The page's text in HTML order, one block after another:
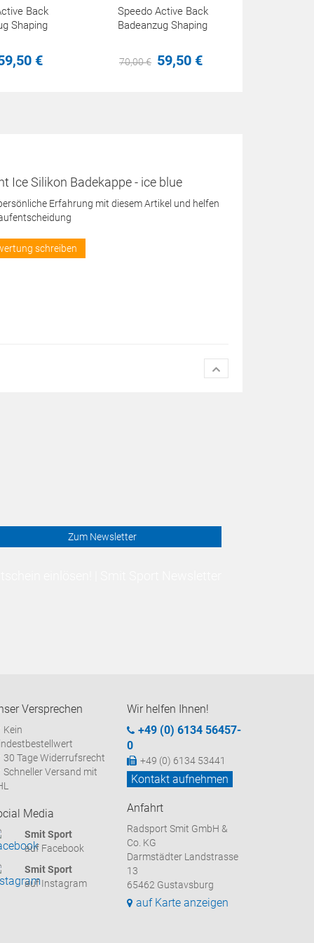
Back
Shaping
50 €
Speedo Active Back
Badeanzug Shaping
70,00€ 59,50 €
Ice Silikon Badekappe - ice blue
Erfahrung mit diesem Artikel und helfen
schreiben
Zum Newsletter
Versprechen
Kein
30 Tage Widerrufsrecht
Schneller Versand mit
Media
Smit Sport
auf Facebook
Smit Sport
auf Instagram
Wir helfen Ihnen!
+49 (0) 6134 56457-
0
+49 (0) 6134 53441
Kontakt aufnehmen
Anfahrt
Radsport Smit GmbH &
Co. KG
Darmstädter Landstrasse
13
65462 Gustavsburg
auf Karte anzeigen